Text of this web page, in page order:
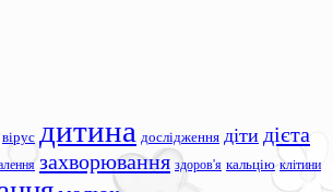
вірус дитина дослідження діти дієта
захворювання здоров'я кальцію клітини